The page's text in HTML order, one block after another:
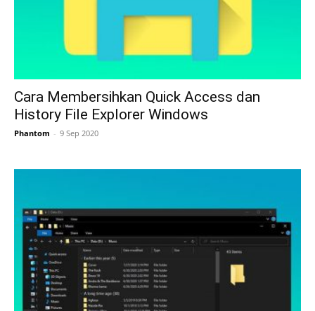
Cara Membersihkan Quick Access dan
History File Explorer Windows
Phantom - 9 Sep 2020